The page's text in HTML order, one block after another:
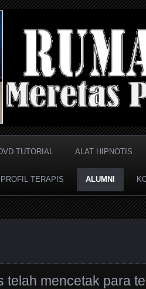
Sadar
TUTORIAL ALAT HIPNOTIS
PROFIL TERAPIS ALUMNI
telah mencetak para